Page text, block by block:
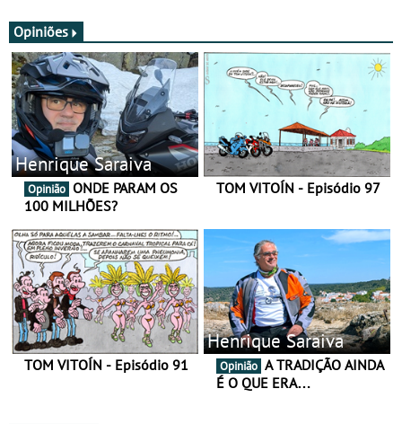
Opiniões
Henrique Saraiva
Opinião
100 MILHÕES?
TOM VITOÍN - Episódio 97
TOM VITOÍN - Episódio 91
Henrique Saraiva
Opinião
É O QUE ERA…